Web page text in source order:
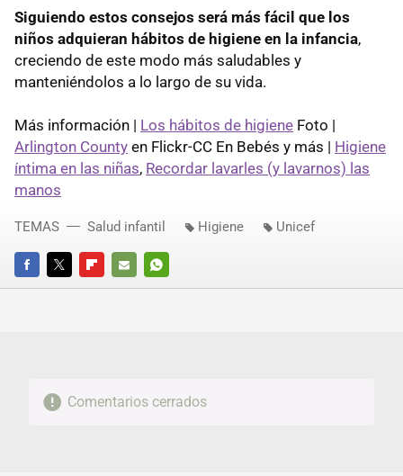
Siguiendo estos consejos será más fácil que los
niños adquieran hábitos de higiene en la infancia,
creciendo de este modo más saludables y
manteniéndolos a lo largo de su vida.
Más información | Los hábitos de higiene Foto |
Arlington County en Flickr-CC En Bebés y más | Higiene
íntima en las niñas, Recordar lavarles (y lavarnos) las
manos
FACEBOOKTWITTERFLIPBOARD
E-
WHATSAPP
TEMAS Salud infantil Higiene Unicef
Comentarios cerrados